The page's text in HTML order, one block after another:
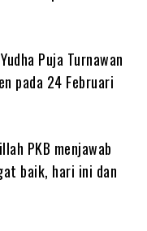
Puja Turnawan
pada 24 Februari
PKB menjawab
baik, hari ini dan